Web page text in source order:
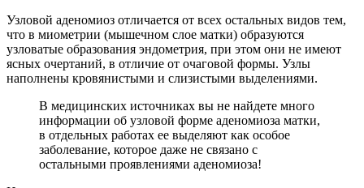
Узловой аденомиоз отличается от всех остальных видов тем,
что в миометрии (мышечном слое матки) образуются
узловатые образования эндометрия, при этом они не имеют
ясных очертаний, в отличие от очаговой формы. Узлы
наполнены кровянистыми и слизистыми выделениями.
В медицинских источниках вы не найдете много
информации об узловой форме аденомиоза матки,
в отдельных работах ее выделяют как особое
заболевание, которое даже не связано с
остальными проявлениями аденомиоза!